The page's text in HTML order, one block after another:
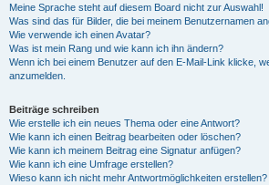
Meine Sprache steht auf diesem Board nicht zur Auswahl!
Was sind das für Bilder, die bei meinem Benutzernamen
Wie verwende ich einen Avatar?
Was ist mein Rang und wie kann ich ihn ändern?
Wenn ich bei einem Benutzer auf den E-Mail-Link klicke,
anzumelden.
Beiträge schreiben
Wie erstelle ich ein neues Thema oder eine Antwort?
Wie kann ich einen Beitrag bearbeiten oder löschen?
Wie kann ich meinem Beitrag eine Signatur anfügen?
Wie kann ich eine Umfrage erstellen?
Wieso kann ich nicht mehr Antwortmöglichkeiten erstellen?